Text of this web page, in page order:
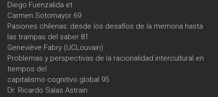
Diego Fuenzalida et
Carmen Sotomayor 69
Pasiones chilenas: desde los desafíos de la memoria hasta
las trampas del saber 81
Geneviève Fabry (UCLouvain)
Problemas y perspectivas de la racionalidad intercultural en
tiempos del
capitalismo cognitivo global 95
Dr. Ricardo Salas Astrain